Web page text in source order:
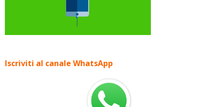
Iscriviti al canale WhatsApp